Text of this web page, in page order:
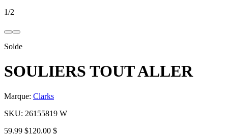
1/2
Solde
SOULIERS TOUT ALLER
Marque: Clarks
SKU: 26155819 W
59.99 $120.00 $